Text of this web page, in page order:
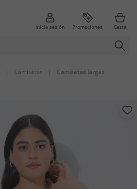
Inicia sesión Promociones Cesta
| Camisetas | Camisetas largas